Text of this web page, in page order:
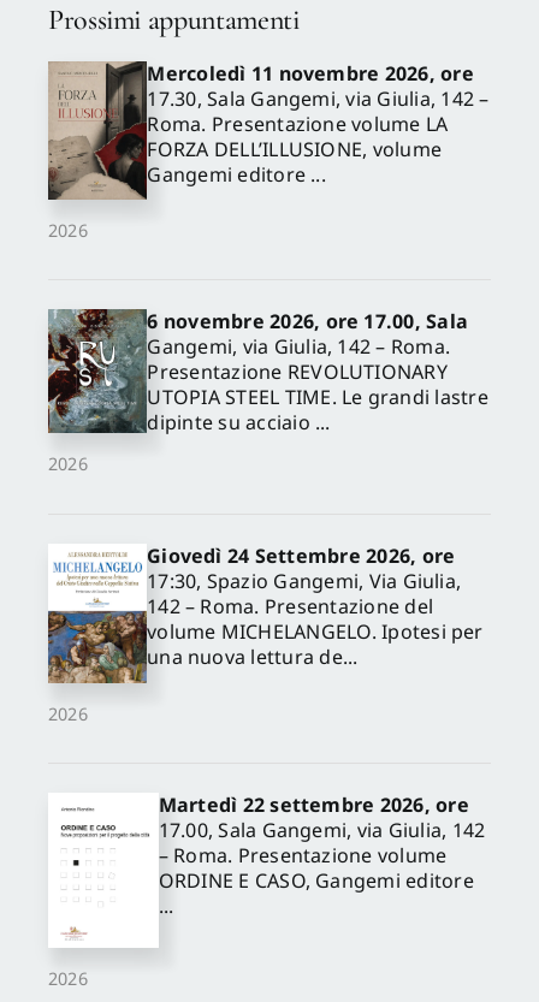
Prossimi appuntamenti
2026
Mercoledì 11 novembre 2026, ore
17.30, Sala Gangemi, via Giulia, 142 –
Roma. Presentazione volume LA
FORZA DELL’ILLUSIONE, volume
Gangemi editore ...
2026
6 novembre 2026, ore 17.00, Sala
Gangemi, via Giulia, 142 – Roma.
Presentazione REVOLUTIONARY
UTOPIA STEEL TIME. Le grandi lastre
dipinte su acciaio ...
2026
Giovedì 24 Settembre 2026, ore
17:30, Spazio Gangemi, Via Giulia,
142 – Roma. Presentazione del
volume MICHELANGELO. Ipotesi per
una nuova lettura de...
2026
Martedì 22 settembre 2026, ore
17.00, Sala Gangemi, via Giulia, 142
– Roma. Presentazione volume
ORDINE E CASO, Gangemi editore
...